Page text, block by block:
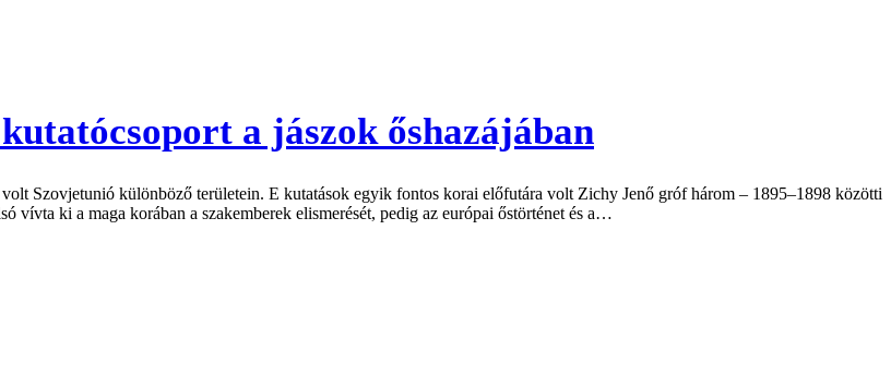
a jászok őshazájában
Szovjet­unió különböző területein. E kutatások egyik fontos korai előfutára volt Zichy Jenő gróf három – 1895–1898 közötti
vívta ki a maga korában a szakemberek elismerését, pedig az európai őstörténet és a…